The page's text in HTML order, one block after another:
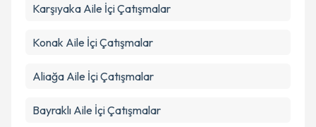
Karşıyaka Aile İçi Çatışmalar
Konak Aile İçi Çatışmalar
Aliağa Aile İçi Çatışmalar
Bayraklı Aile İçi Çatışmalar